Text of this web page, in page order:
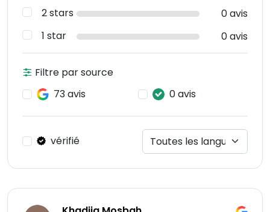
2 stars
0 avis
1 star
0 avis
Filtre par source
73 avis
0 avis
vérifié